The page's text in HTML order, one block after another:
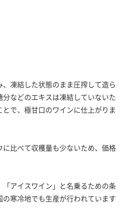
凍結した状態のまま圧搾して造ら
などのエキスは凍結していないた
で、極甘口のワインに仕上がりま
比べて収穫量も少ないため、価格
アイスワイン」と名乗るための条
寒冷地でも生産が行われています